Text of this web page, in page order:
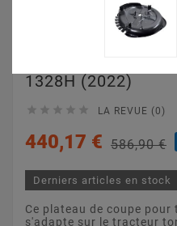
1328H (2022)
     LA REVUE (0)
440,17 € 586,90 €
Derniers articles en stock
Ce plateau de coupe
s'adapte sur le tracteur